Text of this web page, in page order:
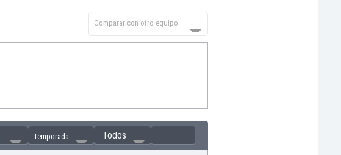
Comparar con otro equipo
Temporada Todos